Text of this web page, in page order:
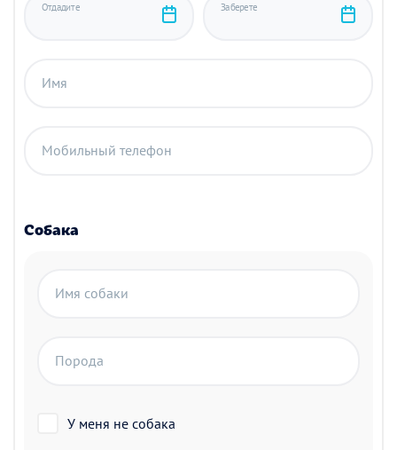
Отдадите Заберете
Имя
Мобильный телефон
Собака
Имя собаки
Порода
У меня не собака